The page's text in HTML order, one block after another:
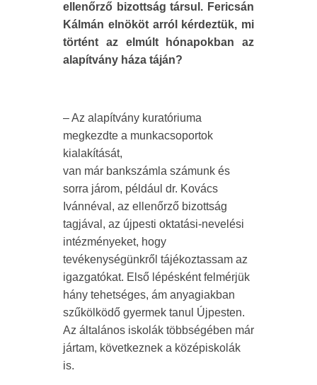
ellenőrző bizottság társul. Fericsán
Kálmán elnököt arról kérdeztük, mi
történt az elmúlt hónapokban az
alapítvány háza táján?
– Az alapítvány kuratóriuma
megkezdte a munkacsoportok
kialakítását,
van már bankszámla számunk és
sorra járom, például dr. Kovács
Ivánnéval, az ellenőrző bizottság
tagjával, az újpesti oktatási-nevelési
intézményeket, hogy
tevékenységünkről tájékoztassam az
igazgatókat. Első lépésként felmérjük
hány tehetséges, ám anyagiakban
szűkölködő gyermek tanul Újpesten.
Az általános iskolák többségében már
jártam, következnek a középiskolák
is.